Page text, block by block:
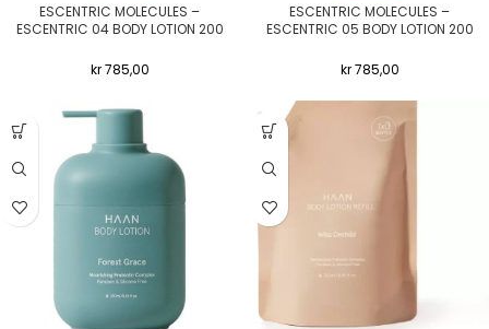
ESCENTRIC MOLECULES –
ESCENTRIC 04 BODY LOTION 200
kr785,00
ESCENTRIC MOLECULES –
ESCENTRIC 05 BODY LOTION 200
kr785,00